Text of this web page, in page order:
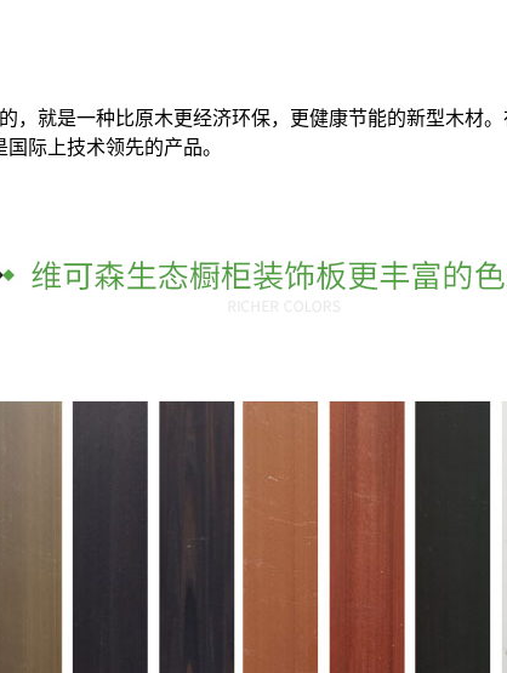
，就是一种比原木更经济环保，更健康节能的新型木材
际上技术领先的产品。